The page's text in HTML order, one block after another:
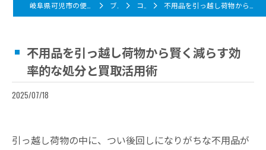
ブログ コラム 不用品を引っ越し荷物から賢く減らす効率的な処分と買取活用術
不用品を引っ越し荷物から賢く減らす効
率的な処分と買取活用術
2025/07/18
引っ越し荷物の中に、つい後回しになりがちな不用品が